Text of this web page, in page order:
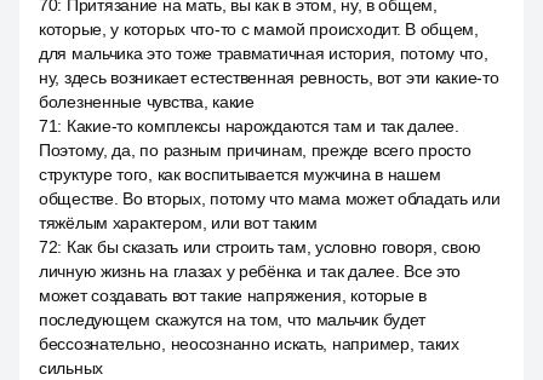
70: Притязание на мать, вы как в этом, ну, в общем,
которые, у которых что-то с мамой происходит. В общем,
для мальчика это тоже травматичная история, потому что,
ну, здесь возникает естественная ревность, вот эти какие-то
болезненные чувства, какие
71: Какие-то комплексы нарождаются там и так далее.
Поэтому, да, по разным причинам, прежде всего просто
структуре того, как воспитывается мужчина в нашем
обществе. Во вторых, потому что мама может обладать или
тяжёлым характером, или вот таким
72: Как бы сказать или строить там, условно говоря, свою
личную жизнь на глазах у ребёнка и так далее. Все это
может создавать вот такие напряжения, которые в
последующем скажутся на том, что мальчик будет
бессознательно, неосознанно искать, например, таких
сильных